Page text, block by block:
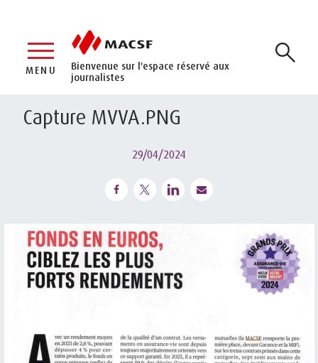
Bienvenue sur l'espace réservé aux
journalistes
MENU
Capture MVVA.PNG
29/04/2024